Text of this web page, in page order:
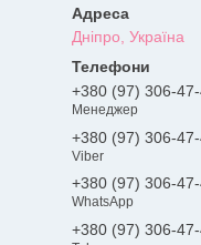
Дніпро, Україна
+380 (97) 306-
Менеджер
+380 (97) 306-
Viber
+380 (97) 306-
WhatsApp
+380 (97) 306-